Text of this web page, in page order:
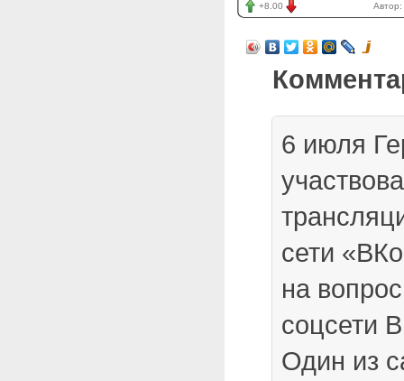
+8.00 Автор:
6 июля
сети
на
соцсети
​Один из